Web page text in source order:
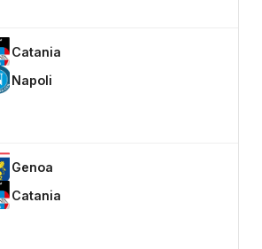
Catania
Napoli
Genoa
Catania